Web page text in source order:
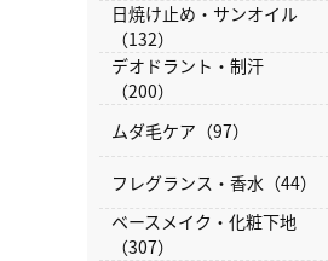
日焼け止め・サンオイル
（132）
デオドラント・制汗
（200）
ムダ毛ケア（97）
フレグランス・香水（44）
ベースメイク・化粧下地
（307）